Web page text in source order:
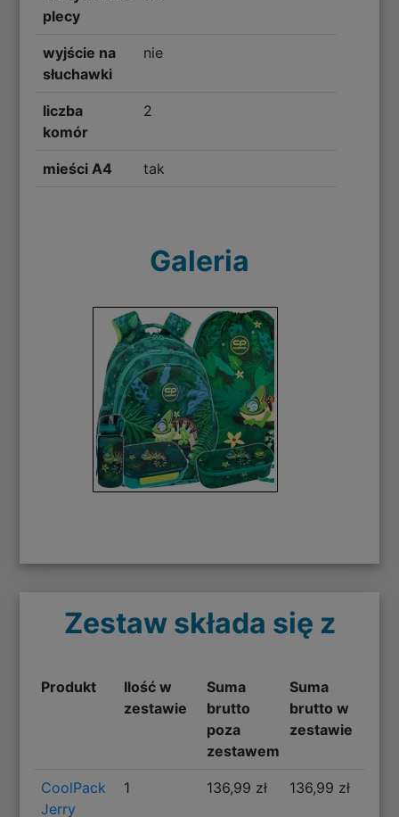
plecy
wyjście na
słuchawki
nie
liczba
komór
2
mieści A4 tak
Galeria
Zestaw składa się z
Produkt
Ilość w
zestawie
Suma
brutto
poza
zestawem
Suma
brutto w
zestawie
CoolPack
Jerry
1 136,99 zł 136,99 zł